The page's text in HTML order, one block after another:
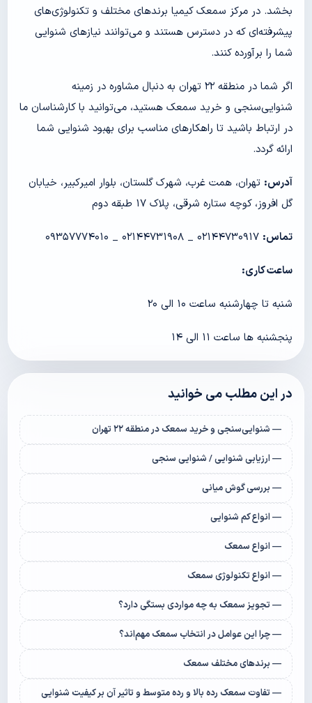
بخشد. در مرکز سمعک کیمیا برندهای مختلف و تکنولوژی‌های
پیشرفته‌ای که در دسترس هستند و می‌توانند نیازهای شنوایی
شما را برآورده کنند.
اگر شما در منطقه ۲۲ تهران به دنبال مشاوره در زمینه
شنوایی‌سنجی و خرید سمعک هستید، می‌توانید با کارشناسان ما
در ارتباط باشید تا راهکارهای مناسب برای بهبود شنوایی شما
ارائه گردد.
آدرس: تهران، همت غرب، شهرک گلستان، بلوار امیرکبیر، خیابان
گل افروز، کوچه ستاره شرقی، پلاک ۱۷ طبقه دوم
تماس:
ساعت کاری:
شنبه تا چهارشنبه ساعت ۱۰ الی ۲۰
پنجشنبه ها ساعت ۱۱ الی ۱۴
در این مطلب می خوانید
— شنوایی‌سنجی و خرید سمعک در منطقه ۲۲ تهران
— ارزیابی شنوایی / شنوایی سنجی
— بررسی گوش میانی
— انواع کم شنوایی
— انواع سمعک
— انواع تکنولوژی سمعک
— تجویز سمعک به چه مواردی بستگی دارد؟
— چرا این عوامل در انتخاب سمعک مهم‌اند؟
— برندهای مختلف سمعک
— تفاوت سمعک رده بالا و رده متوسط و تاثیر آن بر کیفیت شنوایی